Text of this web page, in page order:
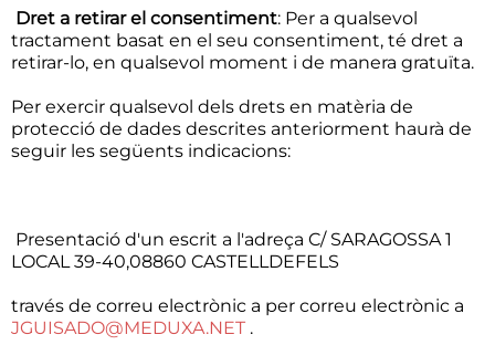
Dret a retirar el consentiment: Per a qualsevol
tractament basat en el seu consentiment, té dret a
retirar-lo, en qualsevol moment i de manera gratuïta.
Per exercir qualsevol dels drets en matèria de
protecció de dades descrites anteriorment haurà de
seguir les següents indicacions:
Presentació d'un escrit a l'adreça C/ SARAGOSSA 1
LOCAL 39-40,08860 CASTELLDEFELS
través de correu electrònic a per correu electrònic a
JGUISADO@MEDUXA.NET .